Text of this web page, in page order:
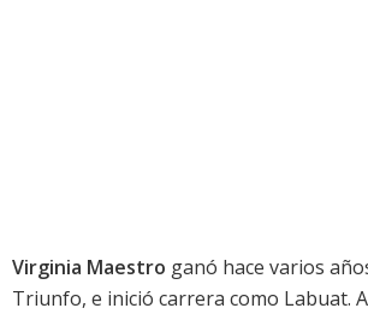
Virginia Maestro ganó hace varios
Triunfo, e inició carrera como Labuat.